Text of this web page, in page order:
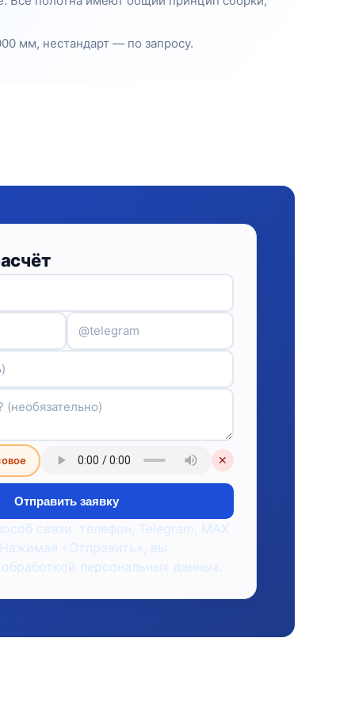
мм, нестандарт — по запросу.
✕
Отправить заявку
связи: телефон, Telegram, MAX
«Отправить», вы
персональных данных.